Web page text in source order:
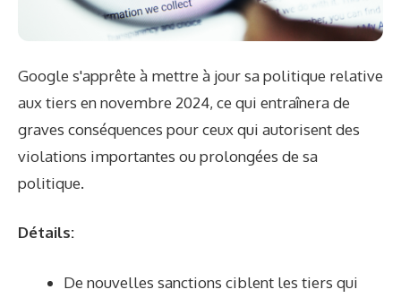
Google s'apprête à mettre à jour sa politique relative
aux tiers en novembre 2024, ce qui entraînera de
graves conséquences pour ceux qui autorisent des
violations importantes ou prolongées de sa
politique.
Détails:
De nouvelles sanctions ciblent les tiers qui